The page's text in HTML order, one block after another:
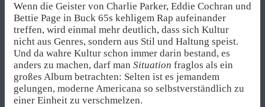
Wenn die Geister von Charlie Parker, Eddie Cochran und
Bettie Page in Buck 65s kehligem Rap aufeinander
treffen, wird einmal mehr deutlich, dass sich Kultur
nicht aus Genres, sondern aus Stil und Haltung speist.
Und da wahre Kultur schon immer darin bestand, es
anders zu machen, darf man Situation fraglos als ein
großes Album betrachten: Selten ist es jemandem
gelungen, moderne Americana so selbstverständlich zu
einer Einheit zu verschmelzen.